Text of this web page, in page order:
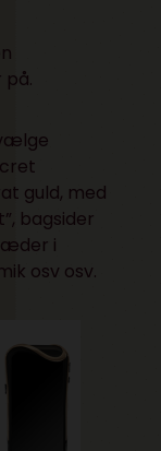
på.
guld, med
bagsider
i
osv osv.